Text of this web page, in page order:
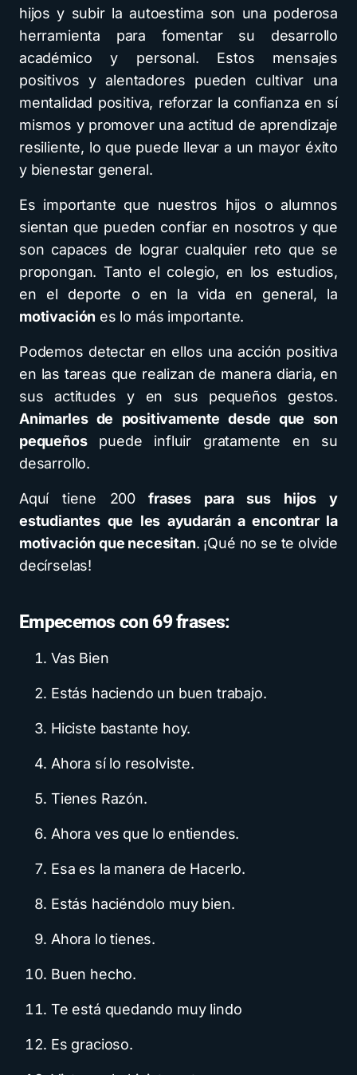
hijos y subir la autoestima son una poderosa
herramienta para fomentar su desarrollo
académico y personal. Estos mensajes
positivos y alentadores pueden cultivar una
mentalidad positiva, reforzar la confianza en sí
mismos y promover una actitud de aprendizaje
resiliente, lo que puede llevar a un mayor éxito
y bienestar general.
Es importante que nuestros hijos o alumnos
sientan que pueden confiar en nosotros y que
son capaces de lograr cualquier reto que se
propongan. Tanto el colegio, en los estudios,
en el deporte o en la vida en general, la
motivación es lo más importante.
Podemos detectar en ellos una acción positiva
en las tareas que realizan de manera diaria, en
sus actitudes y en sus pequeños gestos.
Animarles de positivamente desde que son
pequeñospuede influir gratamente en su
desarrollo.
Aquí tiene 200 frases para sus hijos y
estudiantes que les ayudarán a encontrar la
motivación que necesitan. ¡Qué no se te olvide
decírselas!
Empecemos con 69 frases:
Vas Bien
Estás haciendo un buen trabajo.
Hiciste bastante hoy.
Ahora sí lo resolviste.
Tienes Razón.
Ahora ves que lo entiendes.
Esa es la manera de Hacerlo.
Estás haciéndolo muy bien.
Ahora lo tienes.
Buen hecho.
Te está quedando muy lindo
Es gracioso.